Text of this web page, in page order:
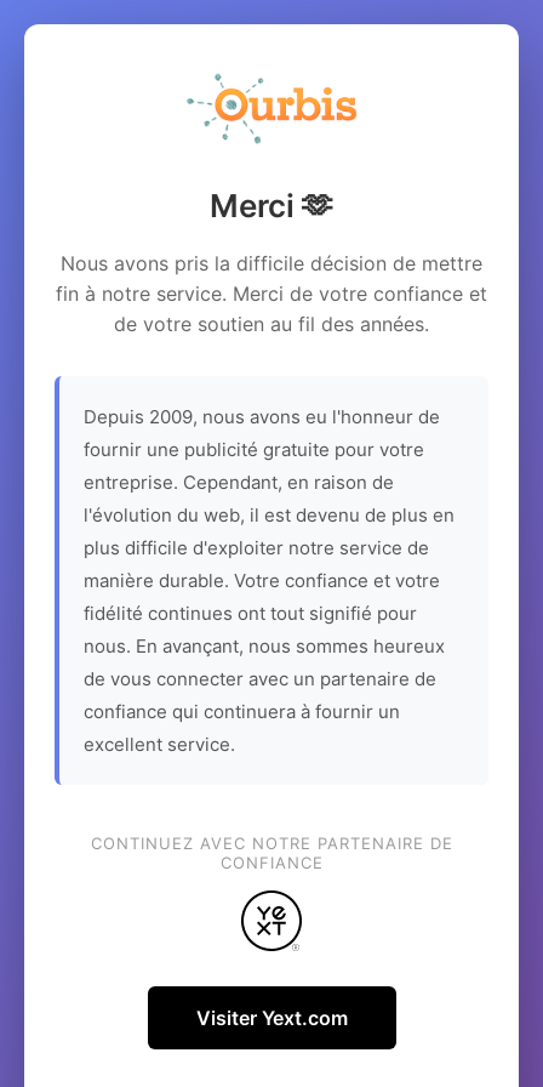
Merci 🫶
Nous avons pris la difficile décision de mettre
fin à notre service. Merci de votre confiance et
de votre soutien au fil des années.
Depuis 2009, nous avons eu l'honneur de
fournir une publicité gratuite pour votre
entreprise. Cependant, en raison de
l'évolution du web, il est devenu de plus en
plus difficile d'exploiter notre service de
manière durable. Votre confiance et votre
fidélité continues ont tout signifié pour
nous. En avançant, nous sommes heureux
de vous connecter avec un partenaire de
confiance qui continuera à fournir un
excellent service.
CONTINUEZ AVEC NOTRE PARTENAIRE DE
CONFIANCE
Visiter Yext.com